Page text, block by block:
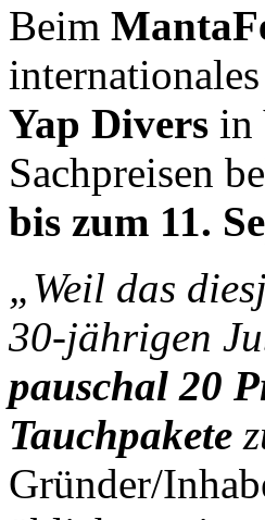
Beim
Yap Divers in
Sachpreisen
bis zum 11.
„Weil das
30-jährigen
pauschal 20
Tauchpakete
Gründer/